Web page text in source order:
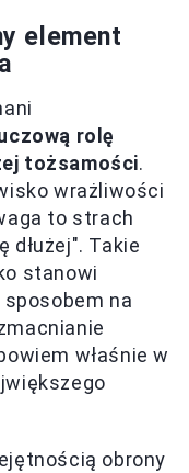
element
rolę
tożsamości.
wrażliwości
to strach
dłużej". Takie
stanowi
na
właśnie w
obrony